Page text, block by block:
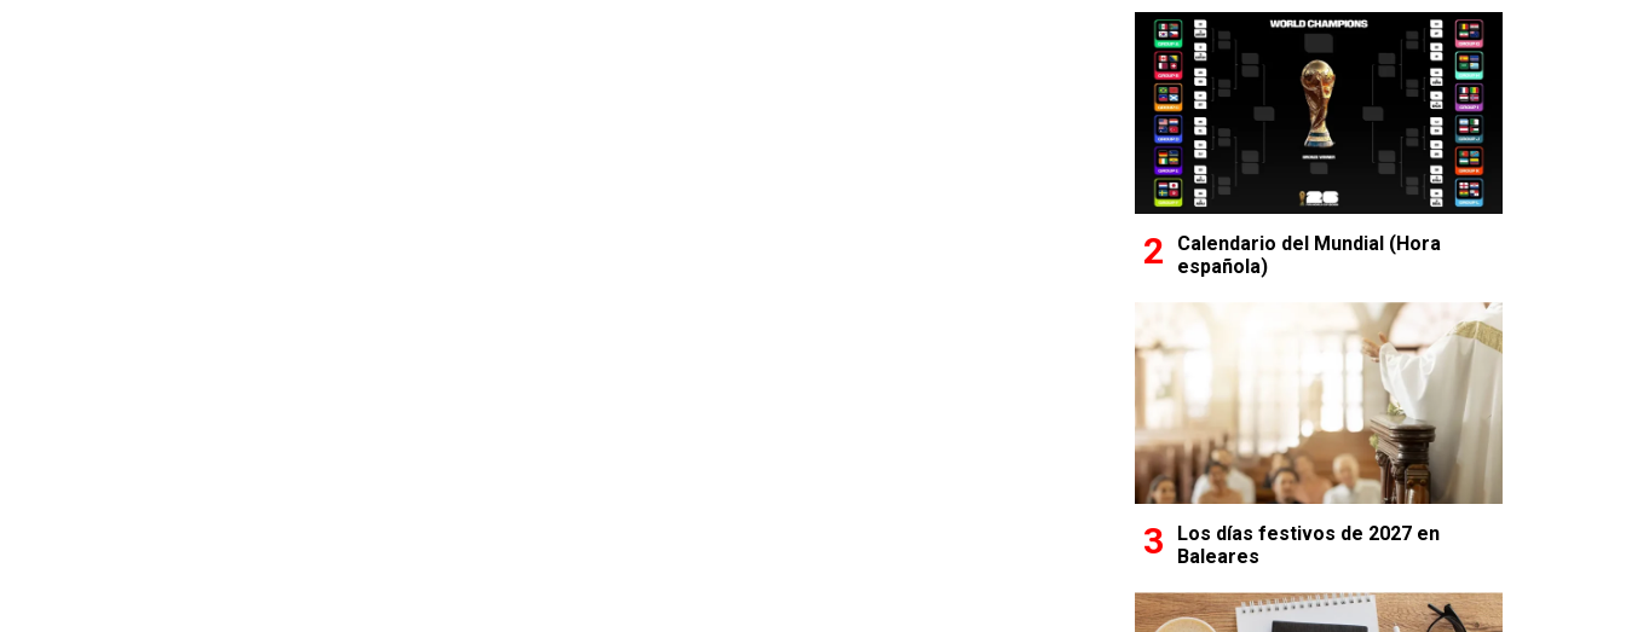
Calendario del Mundial (Hora
española)
Los días festivos de 2027 en
Baleares